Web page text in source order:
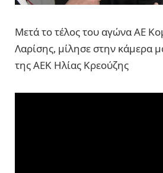
Μετά το τέλος του αγώνα ΑΕ
Λαρίσης, μίλησε στην κάμερα
της ΑΕΚ Ηλίας Κρεούζης